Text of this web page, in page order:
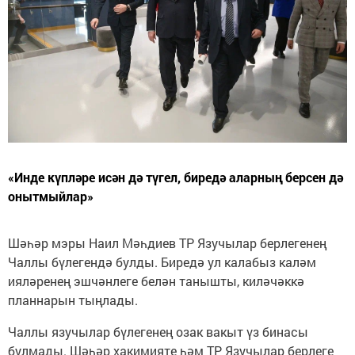
«Инде күпләре исән дә түгел, биредә аларның берсен дә
онытмыйлар»
Шәһәр мэры Наил Мәһдиев ТР Язучылар берлегенең
Чаллы бүлегендә булды. Биредә ул калабыз каләм
ияләренең эшчәнлеге белән танышты, киләчәккә
планнарын тыңлады.
Чаллы язучылар бүлегенең озак вакыт үз бинасы
булмады. Шәһәр хакимияте һәм ТР Язучылар берлеге